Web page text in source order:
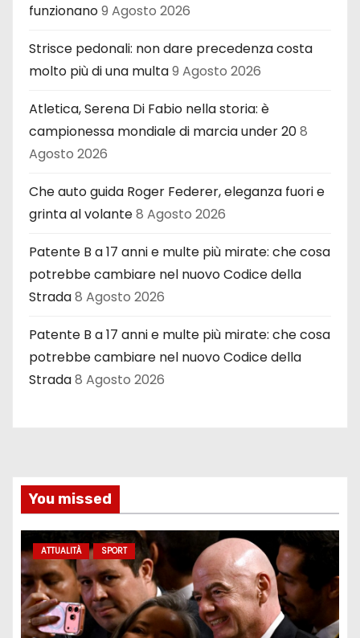
funzionano9 Agosto 2026
Strisce pedonali: non dare precedenza costa
molto più di una multa9 Agosto 2026
Atletica, Serena Di Fabio nella storia: è
campionessa mondiale di marcia under 208
Agosto 2026
Che auto guida Roger Federer, eleganza fuori e
grinta al volante8 Agosto 2026
Patente B a 17 anni e multe più mirate: che cosa
potrebbe cambiare nel nuovo Codice della
Strada8 Agosto 2026
Patente B a 17 anni e multe più mirate: che cosa
potrebbe cambiare nel nuovo Codice della
Strada8 Agosto 2026
You missed
ATTUALITÀ SPORT